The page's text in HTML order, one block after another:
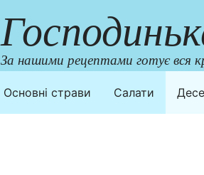
За нашими рецептами готує вся
Основні страви Салати